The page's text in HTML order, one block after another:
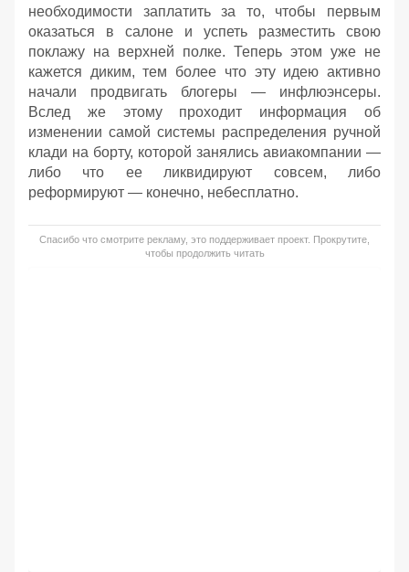
необходимости заплатить за то, чтобы первым
оказаться в салоне и успеть разместить свою
поклажу на верхней полке. Теперь этом уже не
кажется диким, тем более что эту идею активно
начали продвигать блогеры — инфлюэнсеры.
Вслед же этому проходит информация об
изменении самой системы распределения ручной
клади на борту, которой занялись авиакомпании —
либо что ее ликвидируют совсем, либо
реформируют — конечно, небесплатно.
Спасибо что смотрите рекламу, это поддерживает проект. Прокрутите,
чтобы продолжить читать